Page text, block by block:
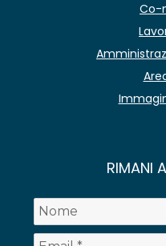
Co-
RIMANI